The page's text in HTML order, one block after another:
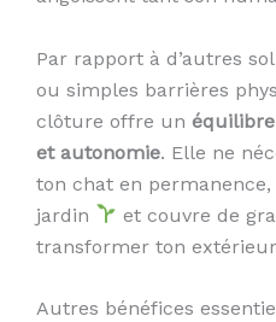
Par rapport à d’autres
ou simples barrières
clôture offre un
et autonomie. Elle ne
ton chat en
jardin
et couvre de
transformer ton
Autres bénéfices